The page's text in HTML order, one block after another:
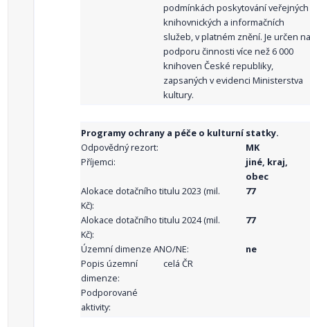
podmínkách poskytování veřejných
knihovnických a informačních
služeb, v platném znění. Je určen na
podporu činnosti více než 6 000
knihoven České republiky,
zapsaných v evidenci Ministerstva
kultury.
Programy ochrany a péče o kulturní statky.
Odpovědný rezort:
MK
Příjemci:
jiné, kraj,
obec
Alokace dotačního titulu 2023 (mil.
Kč):
77
Alokace dotačního titulu 2024 (mil.
Kč):
77
Územní dimenze ANO/NE:
ne
Popis územní
dimenze:
celá ČR
Podporované
aktivity: